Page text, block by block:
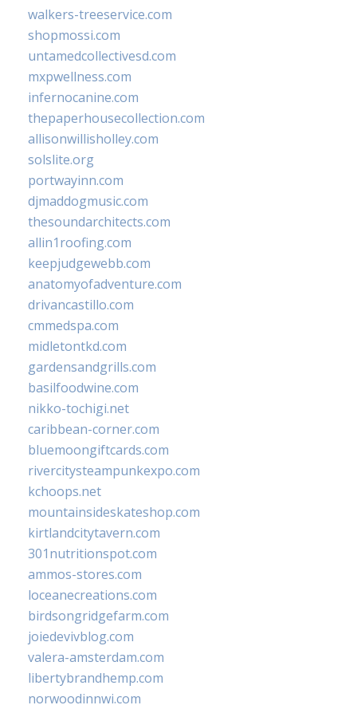
walkers-treeservice.com
shopmossi.com
untamedcollectivesd.com
mxpwellness.com
infernocanine.com
thepaperhousecollection.com
allisonwillisholley.com
solslite.org
portwayinn.com
djmaddogmusic.com
thesoundarchitects.com
allin1roofing.com
keepjudgewebb.com
anatomyofadventure.com
drivancastillo.com
cmmedspa.com
midletontkd.com
gardensandgrills.com
basilfoodwine.com
nikko-tochigi.net
caribbean-corner.com
bluemoongiftcards.com
rivercitysteampunkexpo.com
kchoops.net
mountainsideskateshop.com
kirtlandcitytavern.com
301nutritionspot.com
ammos-stores.com
loceanecreations.com
birdsongridgefarm.com
joiedevivblog.com
valera-amsterdam.com
libertybrandhemp.com
norwoodinnwi.com